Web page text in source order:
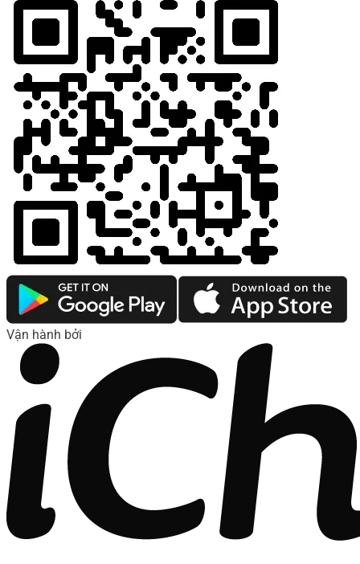
Vận hành bởi